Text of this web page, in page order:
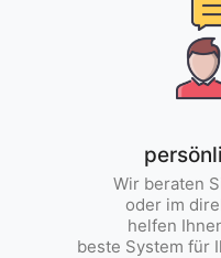
Wir beraten
oder im
helfen
beste System für